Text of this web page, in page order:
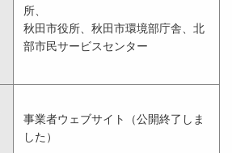
所、
秋田市役所、秋田市環境部庁舎、北
部市民サービスセンター
事業者ウェブサイト（公開終了しま
した）